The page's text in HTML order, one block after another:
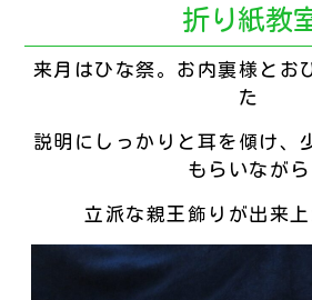
折り紙教
来月はひな祭。お内裏様とお
た
説明にしっかりと耳を傾け、
もらいながら
立派な親王飾りが出来